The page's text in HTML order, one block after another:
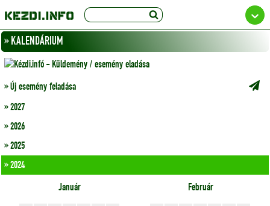
» KALENDÁRIUM
» Új esemény feladása
» 2027
» 2026
» 2025
» 2024
Január Február